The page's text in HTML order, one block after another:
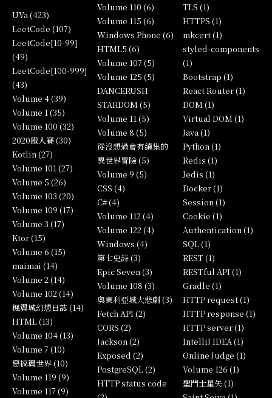
UVa (423)
LeetCode (107)
LeetCode[10-99]
(49)
LeetCode[100-999]
(43)
Volume 4 (39)
Volume 1 (35)
Volume 100 (32)
2020鐵人賽 (30)
Kotlin (27)
Volume 101 (27)
Volume 5 (26)
Volume 103 (20)
Volume 109 (17)
Volume 3 (17)
Ktor (15)
Volume 6 (15)
maimai (14)
Volume 2 (14)
Volume 102 (14)
楓翼城幻想日誌 (14)
HTML (13)
Volume 104 (13)
Volume 7 (10)
惡搞翼世界 (10)
Volume 119 (9)
Volume 117 (9)
Volume 110 (6)
Volume 115 (6)
Windows Phone (6)
HTML5 (6)
Volume 107 (5)
Volume 125 (5)
DANCERUSH
STARDOM (5)
Volume 11 (5)
Volume 8 (5)
從沒想過會有續集的
異世界冒險 (5)
Volume 9 (5)
CSS (4)
C# (4)
Volume 112 (4)
Volume 122 (4)
Windows (4)
第七史詩 (3)
Epic Seven (3)
Volume 108 (3)
奧東利亞城大悲劇 (3)
Fetch API (2)
CORS (2)
Jackson (2)
Exposed (2)
PostgreSQL (2)
HTTP status code
TLS (1)
HTTPS (1)
mkcert (1)
styled-components
(1)
Bootstrap (1)
React Router (1)
DOM (1)
Virtual DOM (1)
Java (1)
Python (1)
Redis (1)
Jedis (1)
Docker (1)
Session (1)
Cookie (1)
Authentication (1)
SQL (1)
REST (1)
RESTful API (1)
Gradle (1)
HTTP request (1)
HTTP response (1)
HTTP server (1)
IntelliJ IDEA (1)
Online Judge (1)
Volume 126 (1)
聖鬥士星矢 (1)